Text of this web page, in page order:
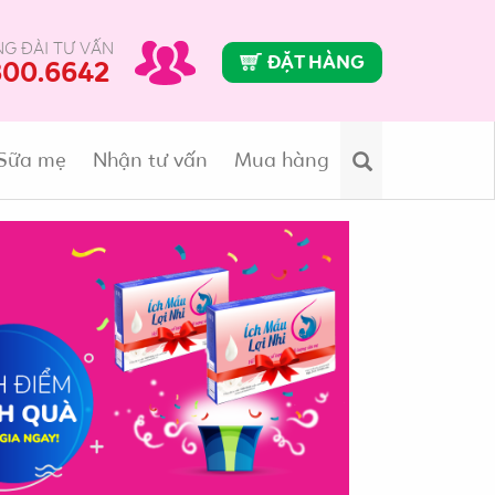
ĐÀI TƯ VẤN
ĐẶT HÀNG
mẹ Nhận tư vấn Mua hàng